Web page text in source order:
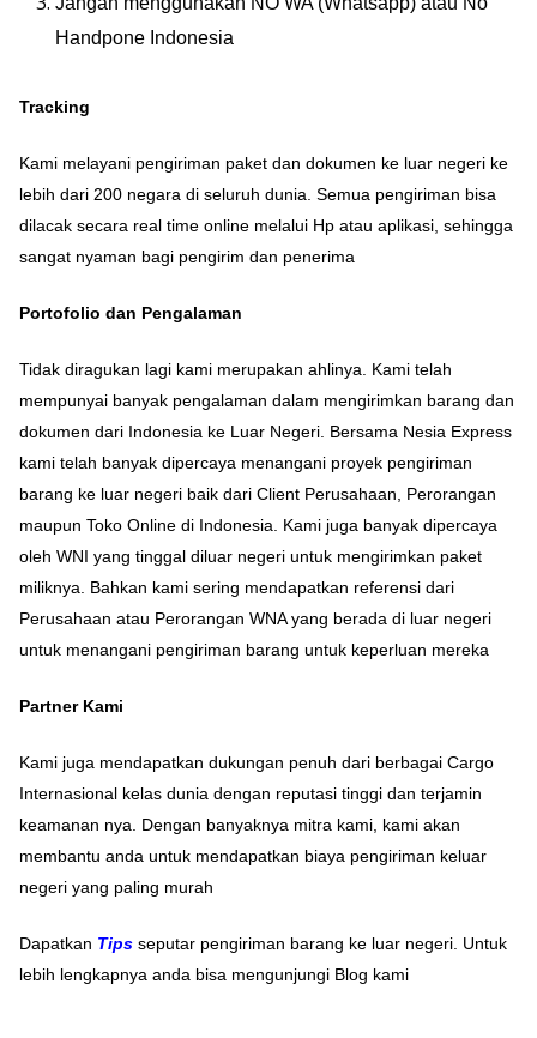
Handpone Indonesia
Tracking
Kami melayani pengiriman paket dan dokumen ke luar negeri ke
lebih dari 200 negara di seluruh dunia. Semua pengiriman bisa
dilacak secara real time online melalui Hp atau aplikasi, sehingga
sangat nyaman bagi pengirim dan penerima
Portofolio dan Pengalaman
Tidak diragukan lagi kami merupakan ahlinya. Kami telah
mempunyai banyak pengalaman dalam mengirimkan barang dan
dokumen dari Indonesia ke Luar Negeri. Bersama Nesia Express
kami telah banyak dipercaya menangani proyek pengiriman
barang ke luar negeri baik dari Client Perusahaan, Perorangan
maupun Toko Online di Indonesia. Kami juga banyak dipercaya
oleh WNI yang tinggal diluar negeri untuk mengirimkan paket
miliknya. Bahkan kami sering mendapatkan referensi dari
Perusahaan atau Perorangan WNA yang berada di luar negeri
untuk menangani pengiriman barang untuk keperluan mereka
Partner Kami
Kami juga mendapatkan dukungan penuh dari berbagai Cargo
Internasional kelas dunia dengan reputasi tinggi dan terjamin
keamanan nya. Dengan banyaknya mitra kami, kami akan
membantu anda untuk mendapatkan biaya pengiriman keluar
negeri yang paling murah
Dapatkan Tips seputar pengiriman barang ke luar negeri. Untuk
lebih lengkapnya anda bisa mengunjungi Blog kami